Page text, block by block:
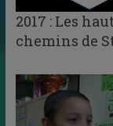
2017 : Les
chemins de